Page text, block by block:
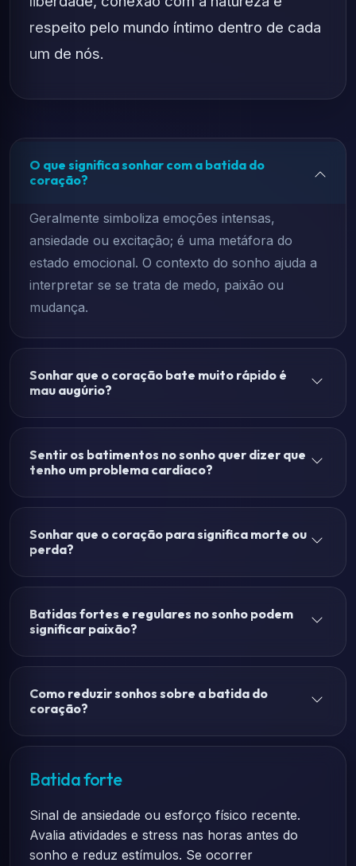
respeito pelo mundo íntimo dentro de cada
um de nós.
O que significa sonhar com a batida do
coração?
Geralmente simboliza emoções intensas,
ansiedade ou excitação; é uma metáfora do
estado emocional. O contexto do sonho ajuda a
interpretar se se trata de medo, paixão ou
mudança.
Sonhar que o coração bate muito rápido é
mau augúrio?
Sentir os batimentos no sonho quer dizer que
tenho um problema cardíaco?
Sonhar que o coração para significa morte ou
perda?
Batidas fortes e regulares no sonho podem
significar paixão?
Como reduzir sonhos sobre a batida do
coração?
Batida forte
Sinal de ansiedade ou esforço físico recente.
Avalia atividades e stress nas horas antes do
sonho e reduz estímulos. Se ocorrer